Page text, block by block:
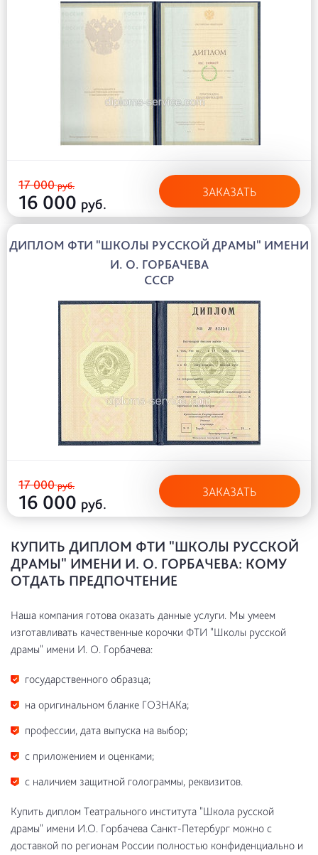
17 000руб.
16 000 руб.
ЗАКАЗАТЬ
ДИПЛОМ ФТИ "ШКОЛЫ РУССКОЙ ДРАМЫ" ИМЕНИ
И. О. ГОРБАЧЕВА
СССР
17 000руб.
16 000 руб.
ЗАКАЗАТЬ
КУПИТЬ ДИПЛОМ ФТИ "ШКОЛЫ РУССКОЙ
ДРАМЫ" ИМЕНИ И. О. ГОРБАЧЕВА: КОМУ
ОТДАТЬ ПРЕДПОЧТЕНИЕ
Наша компания готова оказать данные услуги. Мы умеем
изготавливать качественные корочки ФТИ "Школы русской
драмы" имени И. О. Горбачева:
государственного образца;
на оригинальном бланке ГОЗНАКа;
профессии, дата выпуска на выбор;
с приложением и оценками;
с наличием защитной голограммы, реквизитов.
Купить диплом Театрального института "Школа русской
драмы" имени И.О. Горбачева Санкт-Петербург можно с
доставкой по регионам России полностью конфиденциально и